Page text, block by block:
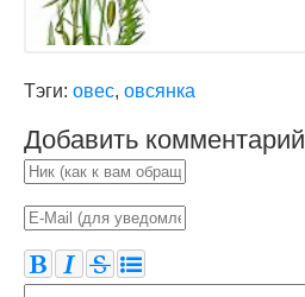
Тэги: овес, овсянка
Добавить комментарий